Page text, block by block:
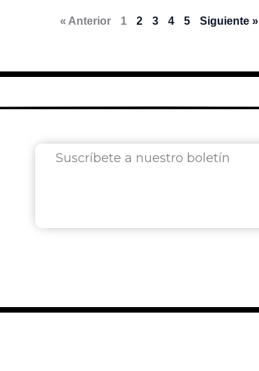
« Anterior 1 2 3 4 5 Siguiente »
Suscríbete a nuestro boletín